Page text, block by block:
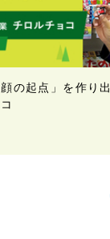
の起点」を作り